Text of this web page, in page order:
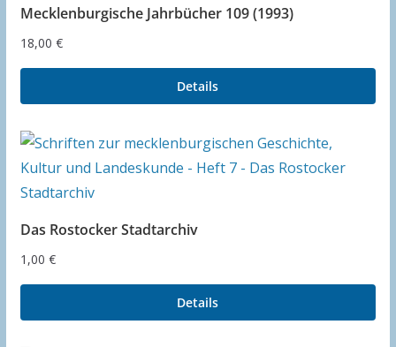
Mecklenburgische Jahrbücher 109 (1993)
18,00 €
Details
Das Rostocker Stadtarchiv
1,00 €
Details